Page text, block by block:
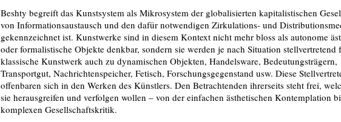
Beshty begreift das Kunstsystem als Mikrosystem der globalisierten kapitalistischen
von Informationsaustausch und den dafür notwendigen Zirkulations- und
gekennzeichnet ist. Kunstwerke sind in diesem Kontext nicht mehr bloss als autonome
oder formalistische Objekte denkbar, sondern sie werden je nach Situation stellvertretend
klassische Kunstwerk auch zu dynamischen Objekten, Handelsware, Bedeutungsträgern,
Transportgut, Nachrichtenspeicher, Fetisch, Forschungsgegenstand usw. Diese
offenbaren sich in den Werken des Künstlers. Den Betrachtenden ihrerseits steht frei,
sie herausgreifen und verfolgen wollen – von der einfachen ästhetischen Kontemplation
komplexen Gesellschaftskritik.